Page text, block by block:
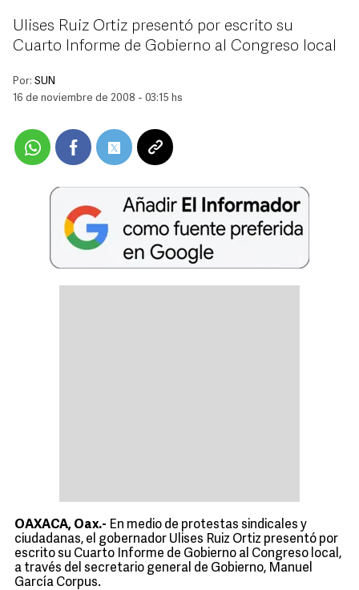
Ulises Ruiz Ortiz presentó por escrito su
Cuarto Informe de Gobierno al Congreso local
Por: SUN
16 de noviembre de 2008 - 03:15 hs
OAXACA, Oax.- En medio de protestas sindicales y
ciudadanas, el gobernador Ulises Ruiz Ortiz presentó por
escrito su Cuarto Informe de Gobierno al Congreso local,
a través del secretario general de Gobierno, Manuel
García Corpus.